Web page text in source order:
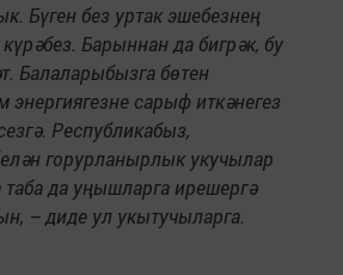
Бүген без уртак эшебезнең
Барыннан да бигрәк, бу
Балаларыбызга бөтен
энергиягезне сарыф иткәнегез
Республикабыз,
горурланырлык укучылар
таба да уңышларга ирешергә
– диде ул укытучыларга.